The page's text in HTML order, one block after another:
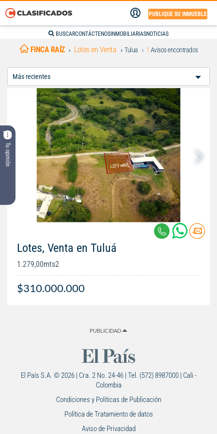
PUBLIQUE SU INMUEBLE
BUSCARCONTÁCTENOS INMOBILIARIASNOTICIAS
Tu opinión
FINCA RAÍZ Lotes en Venta Tulua 1 Avisos encontrados
Lotes, Venta en Tuluá
1.279,00mts2
$310.000.000
PUBLICIDAD
El País S.A. © 2026 | Cra. 2 No. 24-46 | Tel. (572) 8987000 | Cali -
Colombia
Condiciones y Políticas de Publicación
Política de Tratamiento de datos
Aviso de Privacidad